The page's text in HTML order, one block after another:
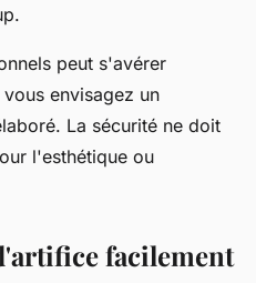
peut s'avérer
envisagez un
La sécurité ne doit
l'esthétique ou
facilement